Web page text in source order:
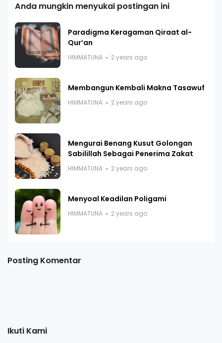
Anda mungkin menyukai postingan ini
Paradigma Keragaman Qiraat al-
Qur’an
HIMMATUNA 2 years ago
Membangun Kembali Makna Tasawuf
HIMMATUNA 2 years ago
Mengurai Benang Kusut Golongan
Sabilillah Sebagai Penerima Zakat
HIMMATUNA 2 years ago
Menyoal Keadilan Poligami
HIMMATUNA 2 years ago
Posting Komentar
Ikuti Kami